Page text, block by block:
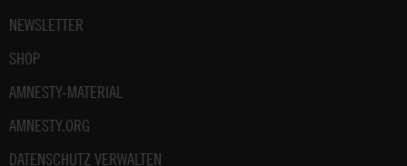
NEWSLETTER
SHOP
AMNESTY-MATERIAL
AMNESTY.ORG
DATENSCHUTZ VERWALTEN